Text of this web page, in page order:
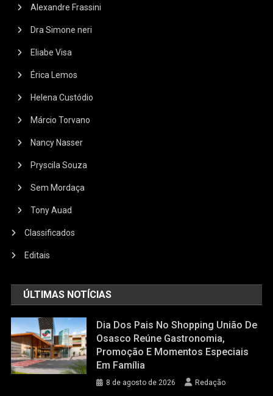
Alexandre Frassini
Dra Simone neri
Eliabe Visa
Érica Lemos
Helena Custódio
Márcio Torvano
Nancy Nasser
Pryscila Souza
Sem Mordaça
Tony Auad
Classificados
Editais
ÚLTIMAS NOTÍCIAS
Dia Dos Pais No Shopping União De
Osasco Reúne Gastronomia,
Promoção E Momentos Especiais
Em Família
8 de agosto de 2026 Redação